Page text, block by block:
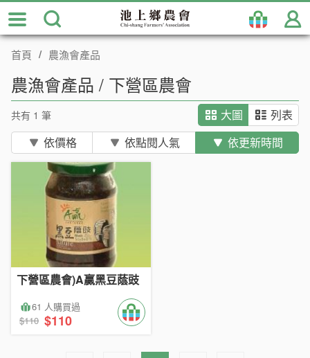
跳
到
主
首頁 農漁會產品
農漁會產品 / 下營區農會
共有 1 筆
依價格
依點閱人氣 依更新時間
大圖 列表
下營區農會)A贏黑豆蔭豉
61 人購買過
$110 $110